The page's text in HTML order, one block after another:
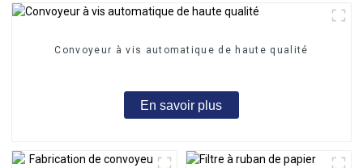
Convoyeur à vis automatique de haute qualité
En savoir plus